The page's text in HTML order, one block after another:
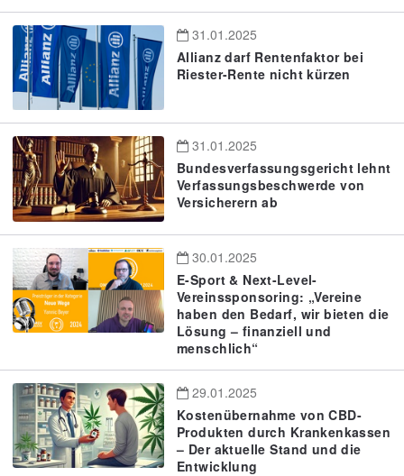
31.01.2025
Allianz darf Rentenfaktor bei
Riester-Rente nicht kürzen
31.01.2025
Bundesverfassungsgericht lehnt
Verfassungsbeschwerde von
Versicherern ab
30.01.2025
E-Sport & Next-Level-
Vereinssponsoring: „Vereine
haben den Bedarf, wir bieten die
Lösung – finanziell und
menschlich“
29.01.2025
Kostenübernahme von CBD-
Produkten durch Krankenkassen
– Der aktuelle Stand und die
Entwicklung